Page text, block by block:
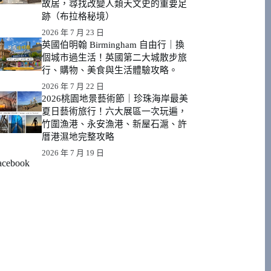
故居，尋找改變人類天文史的重要足
跡（布拉格秘境）
2026 年 7 月 23 日
英國伯明翰 Birmingham 自由行｜換
個城市過生活！英國第二大城散步旅
行、購物、美食與生活體驗攻略。
2026 年 7 月 22 日
2026桃園地景藝術節｜珍珠海岸最美
夏日藝術旅行！六大展區一次玩遍，
竹圍漁港、永安漁港、新屋石滬、許
厝港濕地完整攻略
2026 年 7 月 19 日